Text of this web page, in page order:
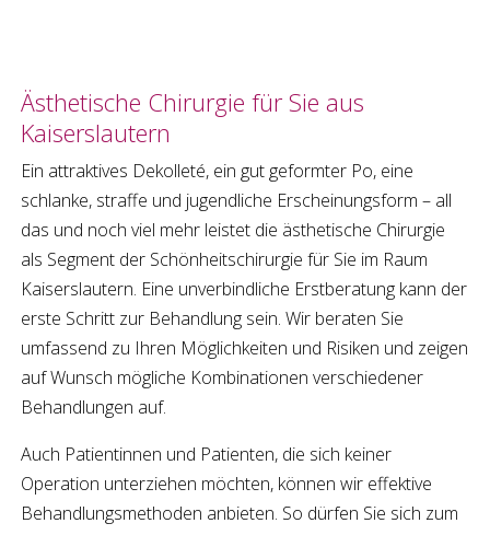
Ästhetische Chirurgie für Sie aus
Kaiserslautern
Ein attraktives Dekolleté, ein gut geformter Po, eine
schlanke, straffe und jugendliche Erscheinungsform– all
das und noch viel mehr leistet die ästhetische Chirurgie
als Segment der Schönheitschirurgie für Sie im Raum
Kaiserslautern. Eine unverbindliche Erstberatung kann der
erste Schritt zur Behandlung sein. Wir beraten Sie
umfassend zu Ihren Möglichkeiten und Risiken und zeigen
auf Wunsch mögliche Kombinationen verschiedener
Behandlungen auf.
Auch Patientinnen und Patienten, die sich keiner
Operation unterziehen möchten, können wir effektive
Behandlungsmethoden anbieten. So dürfen Sie sich zum